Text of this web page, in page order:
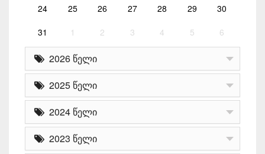
24 25 26 27 28 29 30
31 1 2 3 4 5 6
2026 წელი
2025 წელი
2024 წელი
2023 წელი